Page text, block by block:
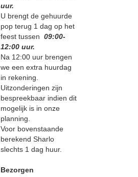
uur.
U brengt de gehuurde
pop terug 1 dag op het
feest tussen 09:00-
12:00 uur.
Na 12:00 uur brengen
we een extra huurdag
in rekening.
Uitzonderingen zijn
bespreekbaar indien dit
mogelijk is in onze
planning.
Voor bovenstaande
berekend Sharlo
slechts 1 dag huur.
Bezorgen